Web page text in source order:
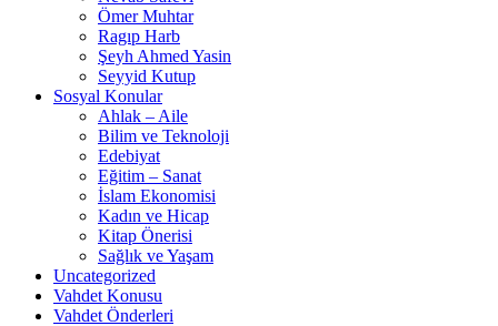
Ömer Muhtar
Ragıp Harb
Şeyh Ahmed Yasin
Seyyid Kutup
Sosyal Konular
Ahlak – Aile
Bilim ve Teknoloji
Edebiyat
Eğitim – Sanat
İslam Ekonomisi
Kadın ve Hicap
Kitap Önerisi
Sağlık ve Yaşam
Uncategorized
Vahdet Konusu
Vahdet Önderleri